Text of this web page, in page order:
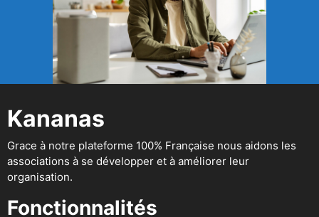
Kananas
Grace à notre plateforme 100% Française nous aidons les
associations à se développer et à améliorer leur
organisation.
Fonctionnalités